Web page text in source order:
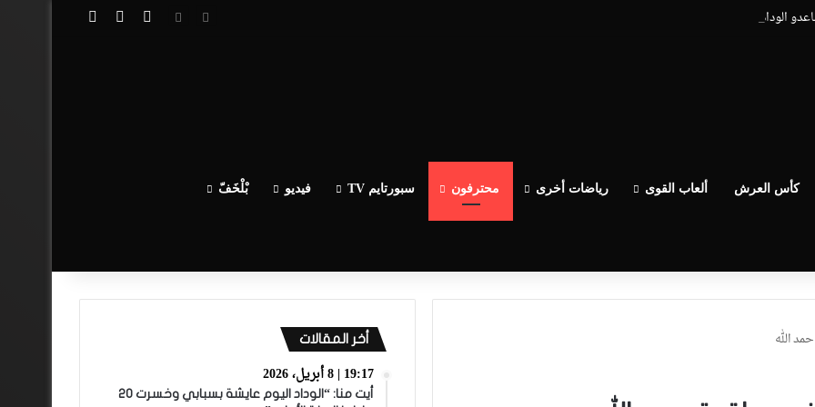
الوداد عيط ليهم قاضي التحقيق.. دابا حتى شي واحد ما بقا باغي يعاون” تسجيل الدخول
مقال عشوائي
كأس العرش ألعاب القوى رياضات أخرى محترفون سبورتايم TV فيديو بْلْخَفّ
الله
أخر المقالات
19:17 | 8 أبريل، 2026
أيت منا: “الوداد اليوم عايشة بسبابي وخسرت 20